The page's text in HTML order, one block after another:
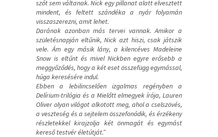
szót sem váltanak. Nick egy pillanat alatt elvesztett
mindent, és feltett szándéka a nyár folyamán
visszaszerezni, amit lehet.
Darának azonban más tervei vannak. Amikor a
születésnapján eltűnik, Nick azt hiszi, csak játszik
vele. Ám egy másik lány, a kilencéves Madeleine
Snow is eltűnt és mivel Nickben egyre erősebb a
meggyőződés, hogy a két eset összefügg egymással,
húga keresésére indul.
Ebben a lebilincselően izgalmas regényben a
Delírium-trilógia és a Mielőtt elmegyek írója, Lauren
Oliver olyan világot alkotott meg, ahol a cselszövés,
a veszteség és a sejtelem összefonódik, és érzékeny
részletekkel kirajzolja két önmagát és egymást
kereső testvér életútját.”